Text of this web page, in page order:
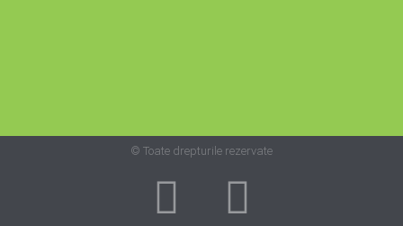
© Toate drepturile rezervate